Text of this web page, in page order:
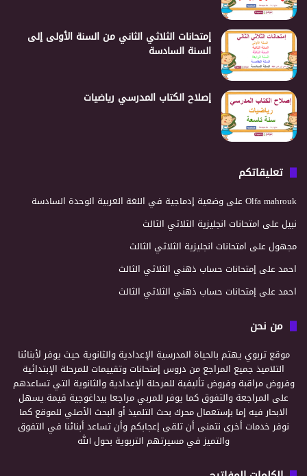
إمتحانات الثلاثي الثاني من السنة الأولى إلى
السنة السادسة
إصلاح الكتاب المدرسي رياضيات
تعليقاتكم
Olfa mahroukعلى وضعية إدماجية في اللغة العربية الوحدة السادسة
نبيلعلى امتحانات انجليزية الثلاثي الثالث
مجهولعلى امتحانات انجليزية الثلاثي الثالث
احمدعلى إمتحانات حساب ذهني الثلاثي الثالث
احمدعلى إمتحانات حساب ذهني الثلاثي الثالث
من نحن
موقع تربوي يهتم بالحياة المدرسية الإعدادية والثانوية حيث يوفر لأبنائنا
التلاميذ جميع المراجع من دروس إمتحانات وتقييمات للمرحلة الإبتدائية
وفروض مراقبة وفروض تأليفية للمرحلة الإعدادية والثانوية التي تساعدهم
على المراجعة والتفوق كما يوفر للمربي مراجعا بيداغوجية قيمة يسهل
الابحار فيه إما بإستعمال محرك بحث التلميذ أو البحث الأصلي للموقع كما
نوفر خدمات أخرى نتمنى أن تلقى إعجابكم وأن تساعد أبنائنا في التفوق
والتميز في مسيرتهم التربوية بحول الله